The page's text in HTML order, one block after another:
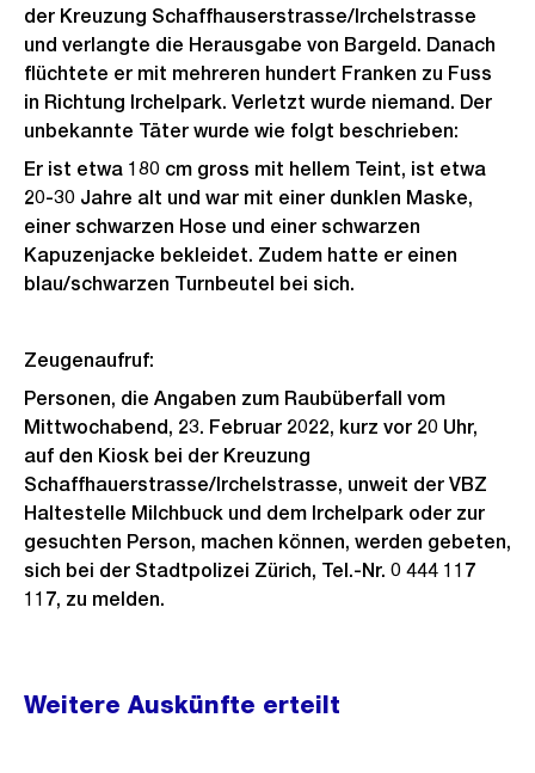
der Kreuzung Schaffhauserstrasse/Irchelstrasse
und verlangte die Herausgabe von Bargeld. Danach
flüchtete er mit mehreren hundert Franken zu Fuss
in Richtung Irchelpark. Verletzt wurde niemand. Der
unbekannte Täter wurde wie folgt beschrieben:
Er ist etwa 180 cm gross mit hellem Teint, ist etwa
20-30 Jahre alt und war mit einer dunklen Maske,
einer schwarzen Hose und einer schwarzen
Kapuzenjacke bekleidet. Zudem hatte er einen
blau/schwarzen Turnbeutel bei sich.
Zeugenaufruf:
Personen, die Angaben zum Raubüberfall vom
Mittwochabend, 23. Februar 2022, kurz vor 20 Uhr,
auf den Kiosk bei der Kreuzung
Schaffhauerstrasse/Irchelstrasse, unweit der VBZ
Haltestelle Milchbuck und dem Irchelpark oder zur
gesuchten Person, machen können, werden gebeten,
sich bei der Stadtpolizei Zürich, Tel.-Nr. 0 444 117
117, zu melden.
Weitere
Informationen
Weitere Auskünfte erteilt